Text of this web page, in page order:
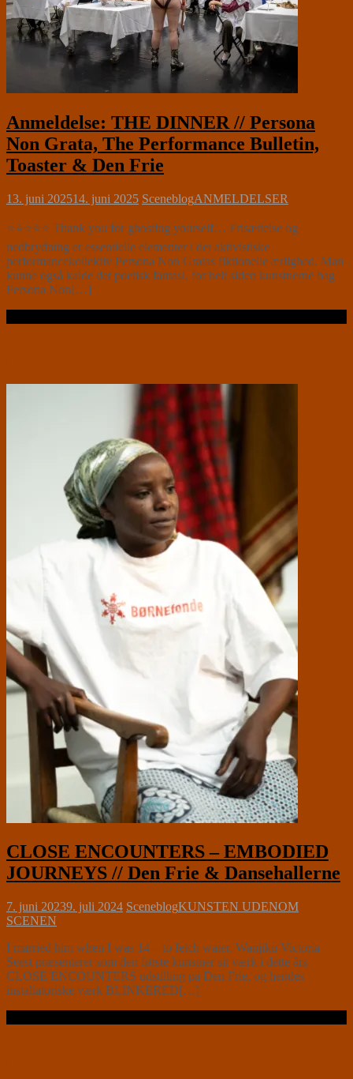
Anmeldelse: THE DINNER // Persona
Non Grata, The Performance Bulletin,
Toaster & Den Frie
13. juni 202514. juni 2025 SceneblogANMELDELSER
⭐⭐⭐⭐⭐ Thank you for ghosting yourself… Frisættelse og
nedbrydning er essentielle elementer i det aktivistiske
performancekollektiv Persona Non Gratas fiktionelle ærlighed. Man
kunne også kalde det poetisk fantasi, for helt siden kunstnerne bag
Persona Non[…]
CLOSE ENCOUNTERS – EMBODIED
JOURNEYS // Den Frie & Dansehallerne
7. juni 20239. juli 2024 SceneblogKUNSTEN UDENOM
SCENEN
I married him when I was 14 – to fetch water. Wanjiku Victoria
Seest præsenterer som den første kunstner sit værk i dette års
CLOSE ENCOUNTERS udstilling på Den Frie, og hendes
installatoriske værk BLINKERED[…]